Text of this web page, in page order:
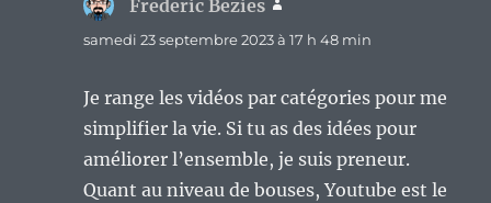
Frederic Bezies
samedi 23 septembre 2023 à 17 h 48 min
Je range les vidéos par catégories pour me
simplifier la vie. Si tu as des idées pour
améliorer l’ensemble, je suis preneur.
Quant au niveau de bouses, Youtube est le